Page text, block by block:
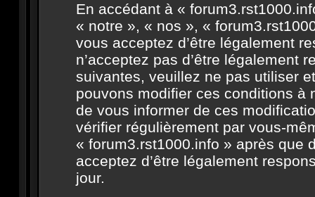
En accédant à «
« notre », « nos », «
vous acceptez d’être légalement
n’acceptez pas d’être légalement
suivantes, veuillez ne pas utiliser
pouvons modifier ces conditions à
de vous informer de ces
vérifier régulièrement par vous-
« forum3.rst1000.info » après que
acceptez d’être légalement
jour.